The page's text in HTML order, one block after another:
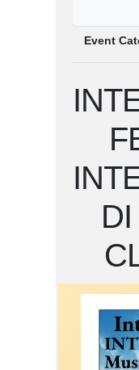
Event